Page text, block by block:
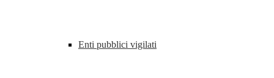
Enti pubblici vigilati